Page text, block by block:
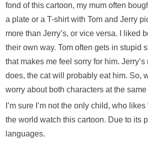
fond of this cartoon, my mum often
a plate or a T-shirt with Tom and Jerry
more than Jerry’s, or vice versa. I liked
their own way. Tom often gets in stupid
that makes me feel sorry for him.
does, the cat will probably eat him. So,
worry about both characters at the same
I’m sure I’m not the only child, who
the world watch this cartoon. Due to its
languages.